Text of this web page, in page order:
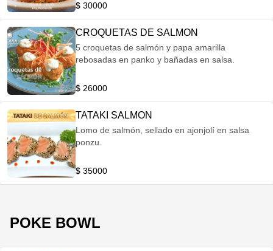
$ 30000
CROQUETAS DE SALMON
5 croquetas de salmón y papa amarilla
rebosadas en panko y bañadas en salsa.
$ 26000
TATAKI SALMON
Lomo de salmón, sellado en ajonjolí en salsa
ponzu.
$ 35000
POKE BOWL